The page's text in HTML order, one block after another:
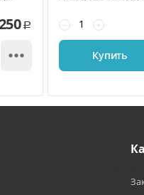
Р

+
−
Купить